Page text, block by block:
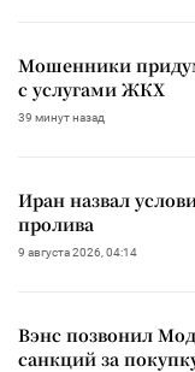
Мошенники
с услугами ЖКХ
39 минут назад
Иран назвал
пролива
9 августа 2026, 04:14
Вэнс позвонил
санкций за